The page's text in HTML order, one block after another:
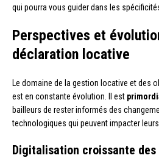
qui pourra vous guider dans les
Perspectives et
déclaration locative
Le domaine de la gestion locative et des
est en constante évolution. Il est
bailleurs de rester informés des
technologiques qui peuvent impacter
Digitalisation croissante des